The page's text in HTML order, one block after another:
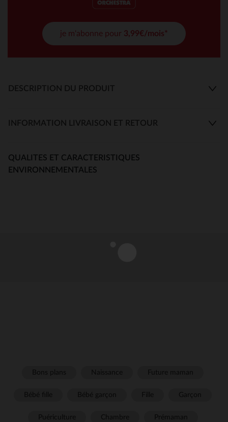
je m'abonne pour 3,99€/mois*
DESCRIPTION DU PRODUIT
INFORMATION LIVRAISON ET RETOUR
QUALITES ET CARACTERISTIQUES
ENVIRONNEMENTALES